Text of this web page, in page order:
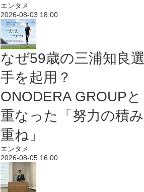
エンタメ
2026-08-03 18:00
なぜ59歳の三浦知良選
手を起用？
ONODERA GROUPと
重なった「努力の積み
重ね」
エンタメ
2026-08-05 16:00